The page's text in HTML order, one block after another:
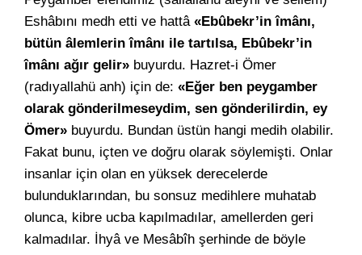
Eshâbını medh etti ve hattâ «Ebûbekr’in îmânı,
bütün âlemlerin îmânı ile tartılsa, Ebûbekr’in
îmânı ağır gelir» buyurdu. Hazret-i Ömer
(radıyallahü anh) için de: «Eğer ben peygamber
olarak gönderilmeseydim, sen gönderilirdin, ey
Ömer» buyurdu. Bundan üstün hangi medih olabilir.
Fakat bunu, içten ve doğru olarak söylemişti. Onlar
insanlar için olan en yüksek derecelerde
bulunduklarından, bu sonsuz medihlere muhatab
olunca, kibre ucba kapılmadılar, amellerden geri
kalmadılar. İhyâ ve Mesâbîh şerhinde de böyle